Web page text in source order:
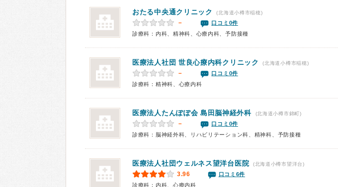
おたる中央通クリニック (北海道小樽市稲穂)
－
口コミ0件
診療科：内科、精神科、心療内科、予防接種
医療法人社団 世良心療内科クリニック (北海道小樽市稲穂)
－
口コミ0件
診療科：精神科、心療内科
医療法人たんぽぽ会 島田脳神経外科 (北海道小樽市錦町)
－
口コミ0件
診療科：脳神経外科、リハビリテーション科、精神科、予防接種
医療法人社団ウェルネス望洋台医院 (北海道小樽市望洋台)
3.96
口コミ6件
診療科：内科、心療内科